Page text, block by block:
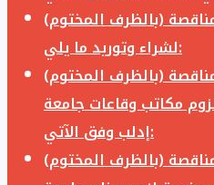
(بالظرف المختوم)
لشراء وتوريد ما يلي:
(بالظرف المختوم)
مكاتب وقاعات جامعة
إدلب وفق الآتي:
(بالظرف المختوم)